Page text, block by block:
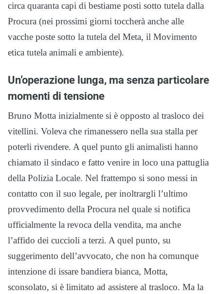
circa quaranta capi di bestiame posti sotto tutela dalla
Procura (nei prossimi giorni toccherà anche alle
vacche poste sotto la tutela del Meta, il Movimento
etica tutela animali e ambiente).
Un’operazione lunga, ma senza particolare
momenti di tensione
Bruno Motta inizialmente si è opposto al trasloco dei
vitellini. Voleva che rimanessero nella sua stalla per
poterli rivendere. A quel punto gli animalisti hanno
chiamato il sindaco e fatto venire in loco una pattuglia
della Polizia Locale. Nel frattempo si sono messi in
contatto con il suo legale, per inoltrargli l’ultimo
provvedimento della Procura nel quale si notifica
ufficialmente la revoca della vendita, ma anche
l’affido dei cuccioli a terzi. A quel punto, su
suggerimento dell’avvocato, che non ha comunque
intenzione di issare bandiera bianca, Motta,
sconsolato, si è limitato ad assistere al trasloco. Ma la